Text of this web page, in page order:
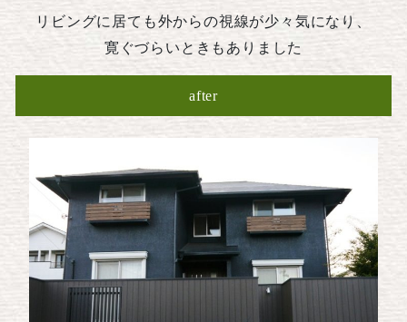
リビングに居ても外からの視線が少々気になり、
寛ぐづらいときもありました
after